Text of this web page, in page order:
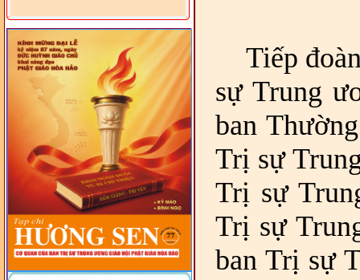
DIỆN TỈNH VÀ GIÁO LÝ
VIÊN - CHUYÊN ĐỀ: NHỮNG
VẤN ĐỀ CHUNG VỀ PHÁP
LUẬT VÀ HỆ THỐNG PHÁP
LUẬT VIỆT NAM
- LỚP TẬP HUẤN LỊCH SỬ,
PHÁP LUẬT VIỆT NAM VÀ
HIẾN CHƯƠNG GIÁO HỘI
PGHH NHIỆM KỲ VI (2024-
2029) CHO TRỊ SỰ VIÊN
TRUNG ƯƠNG, BAN ĐẠI
DIỆN TỈNH VÀ GIÁO LÝ
VIÊN - CHUYÊN ĐỀ: SỰ RA
ĐỜI, BẢN CHẤT, CHỨC
NĂNG VÀ HÌNH THỨC CỦA
NƯỚC CHXHCN VIỆT NAM
Tiếp
sự Trung
ban
Trị sự
Trị sự
Trị sự
ban Trị sự